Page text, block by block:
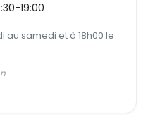
19:00
au samedi et à 18h00 le